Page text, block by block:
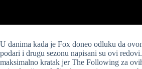
U danima kada je Fox doneo odluku da
podari i drugu sezonu napisani su ovi
maksimalno kratak jer The Following za